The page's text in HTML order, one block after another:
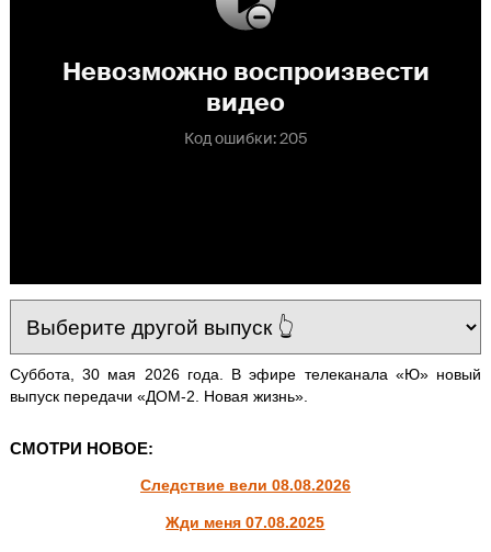
Суббота, 30 мая 2026 года. В эфире телеканала «Ю» новый
выпуск передачи «ДОМ-2. Новая жизнь».
СМОТРИ НОВОЕ:
Следствие вели 08.08.2026
Жди меня 07.08.2025